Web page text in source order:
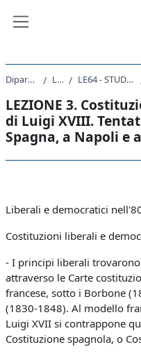
Dipartimento di Studi Umanistici Laurea Magistrale LE64 - STUDI STORICI DAL MEDIOEVO ALL'ETA CONTEMPORANEA
LEZIONE 3.
di Luigi XVIII.
Spagna, a Napoli e
Liberali e democratici
Costituzioni liberali e
- I principi liberali trovarono
attraverso le Carte
francese, sotto i Borbone
(1830-1848). Al modello
Luigi XVII si contrappone
Costituzione spagnola, o